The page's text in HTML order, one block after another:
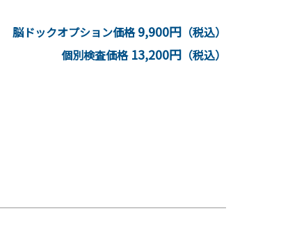
脳ドックオプション価格9,900円 （税込）
個別検査価格 13,200円 （税込）